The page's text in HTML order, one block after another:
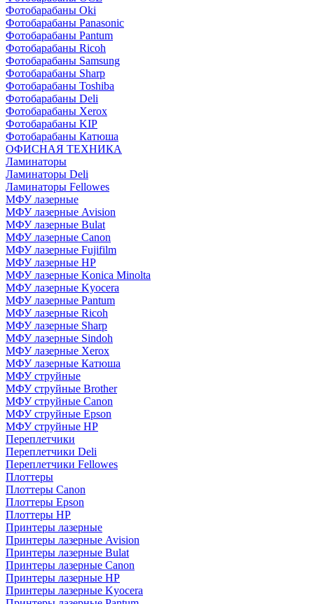
Фотобарабаны Oki
Фотобарабаны Panasonic
Фотобарабаны Pantum
Фотобарабаны Ricoh
Фотобарабаны Samsung
Фотобарабаны Sharp
Фотобарабаны Toshiba
Фотобарабаны Deli
Фотобарабаны Xerox
Фотобарабаны KIP
Фотобарабаны Катюша
ОФИСНАЯ ТЕХНИКА
Ламинаторы
Ламинаторы Deli
Ламинаторы Fellowes
МФУ лазерные
МФУ лазерные Avision
МФУ лазерные Bulat
МФУ лазерные Canon
МФУ лазерные Fujifilm
МФУ лазерные HP
МФУ лазерные Konica Minolta
МФУ лазерные Kyocera
МФУ лазерные Pantum
МФУ лазерные Ricoh
МФУ лазерные Sharp
МФУ лазерные Sindoh
МФУ лазерные Xerox
МФУ лазерные Катюша
МФУ струйные
МФУ струйные Brother
МФУ струйные Canon
МФУ струйные Epson
МФУ струйные HP
Переплетчики
Переплетчики Deli
Переплетчики Fellowes
Плоттеры
Плоттеры Canon
Плоттеры Epson
Плоттеры HP
Принтеры лазерные
Принтеры лазерные Avision
Принтеры лазерные Bulat
Принтеры лазерные Canon
Принтеры лазерные HP
Принтеры лазерные Kyocera